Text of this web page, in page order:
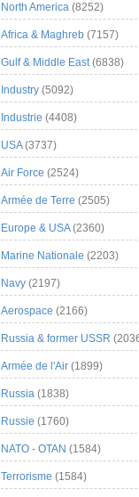
North America (8252)
Africa & Maghreb (7157)
Gulf & Middle East(6838)
Industry (5092)
Industrie (4408)
USA(3737)
Air Force (2524)
Armée de Terre (2505)
Europe & USA(2360)
Marine Nationale (2203)
Navy (2197)
Aerospace (2166)
Russia & former USSR
Armée de l'Air (1899)
Russia (1838)
Russie (1760)
NATO - OTAN (1584)
Terrorisme (1584)